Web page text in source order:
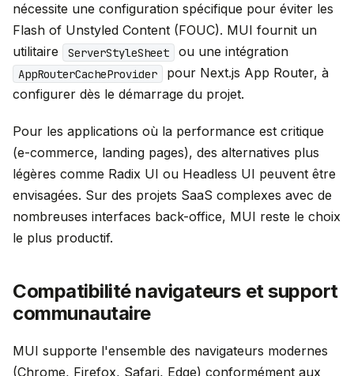
nécessite une configuration spécifique pour éviter les
Flash of Unstyled Content (FOUC). MUI fournit un
utilitaire
ServerStyleSheet ou une intégration
AppRouterCacheProvider
pour Next.js App Router, à
configurer dès le démarrage du projet.
Pour les applications où la performance est critique
(e-commerce, landing pages), des alternatives plus
légères comme Radix UI ou Headless UI peuvent être
envisagées. Sur des projets SaaS complexes avec de
nombreuses interfaces back-office, MUI reste le choix
le plus productif.
Compatibilité navigateurs et support
communautaire
MUI supporte l'ensemble des navigateurs modernes
(Chrome, Firefox, Safari, Edge) conformément aux